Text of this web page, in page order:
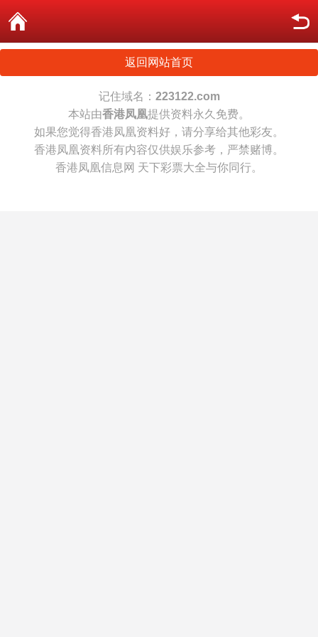
返回网站首页
记住域名： 223122.com
本站由香港凤凰提供资料永久免费。
如果您觉得香港凤凰资料好，请分享给其他彩友。
香港凤凰资料所有内容仅供娱乐参考，严禁赌博。
香港凤凰信息网 天下彩票大全与你同行。